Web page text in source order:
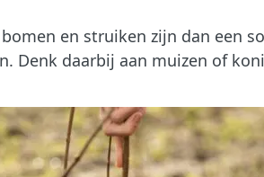
en struiken zijn dan een
Denk daarbij aan muizen of